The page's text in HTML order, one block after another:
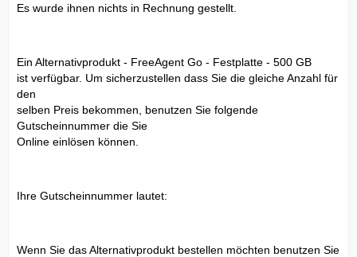
Es wurde ihnen nichts in Rechnung gestellt.
Ein Alternativprodukt - FreeAgent Go - Festplatte - 500 GB
ist verfügbar. Um sicherzustellen dass Sie die gleiche Anzahl für
den
selben Preis bekommen, benutzen Sie folgende
Gutscheinnummer die Sie
Online einlösen können.
Ihre Gutscheinnummer lautet:
Wenn Sie das Alternativprodukt bestellen möchten benutzen Sie